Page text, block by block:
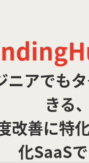
ニアでも
きる、
改善に特
化SaaSで